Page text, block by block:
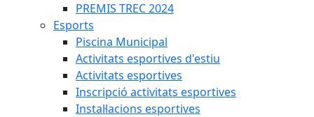
PREMIS TREC 2024
Esports
Piscina Municipal
Activitats esportives d'estiu
Activitats esportives
Inscripció activitats esportives
Instal·lacions esportives